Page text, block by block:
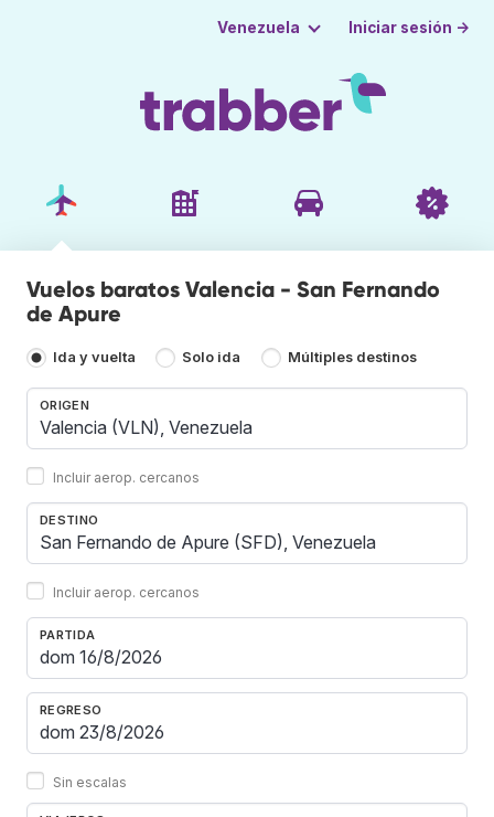
Venezuela Iniciar sesión →
Vuelos baratos Valencia - San Fernando
de Apure
Ida y vuelta Solo ida Múltiples destinos
ORIGEN
Incluir aerop. cercanos
DESTINO
Incluir aerop. cercanos
PARTIDA
REGRESO
Sin escalas